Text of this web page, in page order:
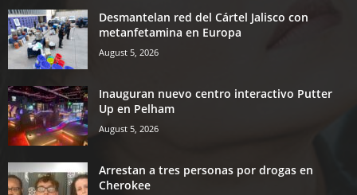
Desmantelan red del Cártel Jalisco con
metanfetamina en Europa
August 5, 2026
Inauguran nuevo centro interactivo Putter
Up en Pelham
August 5, 2026
Arrestan a tres personas por drogas en
Cherokee